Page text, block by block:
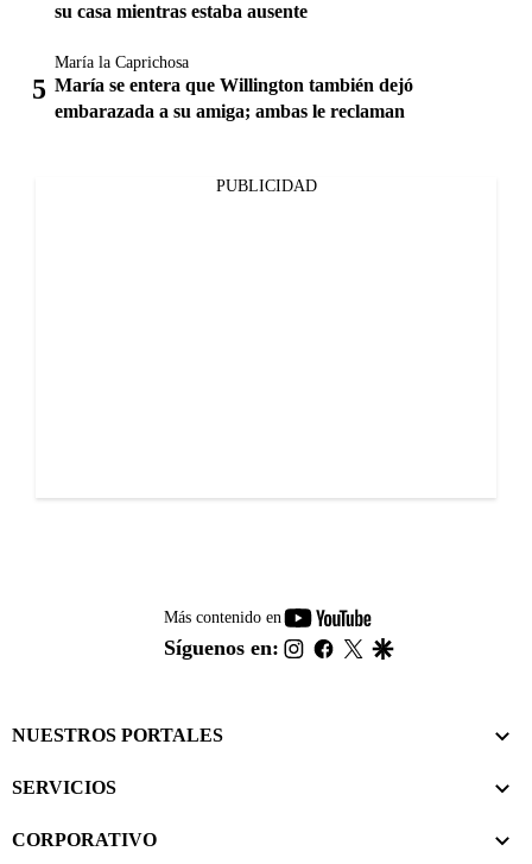
su casa mientras estaba ausente
María la Caprichosa
María se entera que Willington también dejó
embarazada a su amiga; ambas le reclaman
PUBLICIDAD
Más contenido en
youtube-
footer
Síguenos en: instagram
facebook
twitter
NUESTROS PORTALES
SERVICIOS
CORPORATIVO